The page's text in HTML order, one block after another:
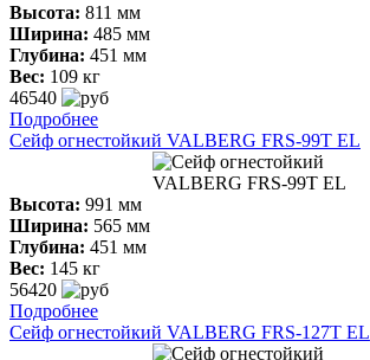
Высота: 811 мм
Ширина: 485 мм
Глубина: 451 мм
Вес: 109 кг
46540
Подробнее
Сейф огнестойкий VALBERG FRS-99T ЕL
Высота: 991 мм
Ширина: 565 мм
Глубина: 451 мм
Вес: 145 кг
56420
Подробнее
Сейф огнестойкий VALBERG FRS-127T ЕL